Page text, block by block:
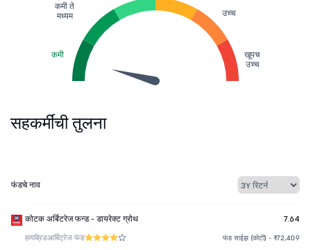
कमी
कमी ते
मध्यम
उच्च
खूपच
उच्च
सहकर्मींची तुलना
फंडचे नाव
कोटक अर्बिटरेज फन्ड - डायरेक्ट ग्रोथ 7.64
हायब्रिडआर्बिट्रेज फंड फंड साईझ (कोटी) - ₹72,409